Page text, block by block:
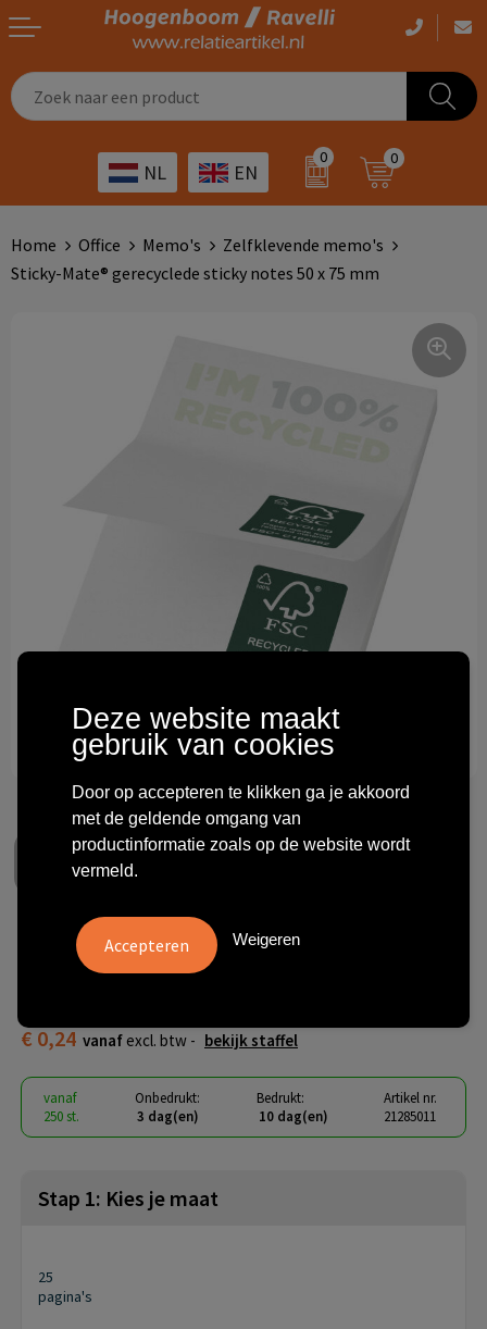
NL EN
0 0
Giveaways
Outdoor
Werkkleding
Sportkleding
Outdoor artikelen bedrukken
Giveaways bedrukken
Transport
Horeca
Home Office Memo's
Zelfklevende memo's
Sticky-Mate® gerecyclede sticky notes 50 x 75 mm
Sticky-Mate® gerecyclede
€ 0,24 vanaf excl. btw - bekijk staffel
vanaf
250 st.
Onbedrukt:
3 dag(en)
Bedrukt:
10 dag(en)
Artikel nr.
21285011
Stap 1: Kies je maat
25
pagina's
Deze website maakt
gebruik van cookies
Door op accepteren te klikken ga je akkoord
met de geldende omgang van
productinformatie zoals op de website wordt
vermeld.
Weigeren